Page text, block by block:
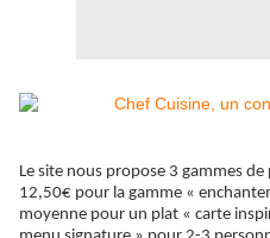
Le site nous propose 3 gammes
12,50€ pour la gamme «
moyenne pour un plat « carte